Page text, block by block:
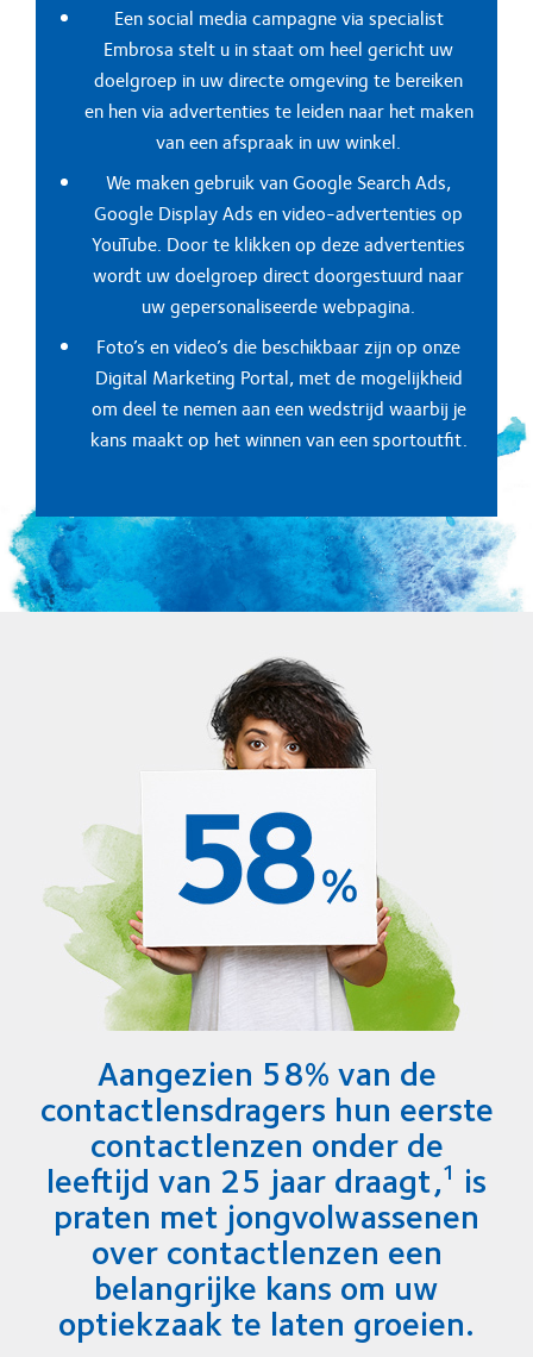
Een social media campagne via specialist
Embrosa stelt u in staat om heel gericht uw
doelgroep in uw directe omgeving te bereiken
en hen via advertenties te leiden naar het maken
van een afspraak in uw winkel.
We maken gebruik van Google Search Ads,
Google Display Ads en video-advertenties op
YouTube. Door te klikken op deze advertenties
wordt uw doelgroep direct doorgestuurd naar
uw gepersonaliseerde webpagina.
Foto’s en video’s die beschikbaar zijn op onze
Digital Marketing Portal, met de mogelijkheid
om deel te nemen aan een wedstrijd waarbij je
kans maakt op het winnen van een sportoutfit.
Aangezien 58% van de
contactlensdragers hun eerste
contactlenzen onder de
leeftijd van 25 jaar draagt,1 is
praten met jongvolwassenen
over contactlenzen een
belangrijke kans om uw
optiekzaak te laten groeien.